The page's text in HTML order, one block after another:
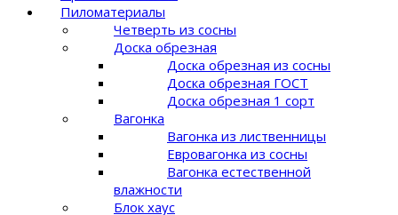
Пиломатериалы
Четверть из сосны
Доска обрезная
Доска обрезная из сосны
Доска обрезная ГОСТ
Доска обрезная 1 сорт
Вагонка
Вагонка из лиственницы
Евровагонка из сосны
Вагонка естественной
влажности
Блок хаус